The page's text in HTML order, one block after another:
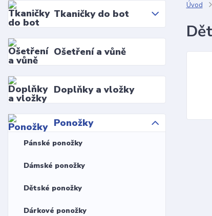
Tkaničky do bot
Ošetření a vůně
Doplňky a vložky
Ponožky
Pánské ponožky
Dámské ponožky
Dětské ponožky
Dárkové ponožky
Úvod